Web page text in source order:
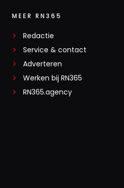
MEER RN365
Redactie
Service & contact
Adverteren
Werken bij RN365
RN365.agency